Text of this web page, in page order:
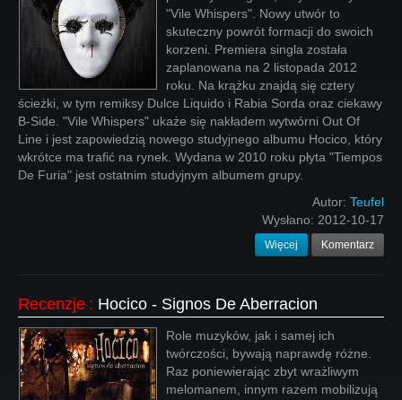
"Vile Whispers". Nowy utwór to
skuteczny powrót formacji do swoich
korzeni. Premiera singla została
zaplanowana na 2 listopada 2012
roku. Na krążku znajdą się cztery
ścieżki, w tym remiksy Dulce Liquido i Rabia Sorda oraz ciekawy
B-Side. "Vile Whispers" ukaże się nakładem wytwórni Out Of
Line i jest zapowiedzią nowego studyjnego albumu Hocico, który
wkrótce ma trafić na rynek. Wydana w 2010 roku płyta "Tiempos
De Furia" jest ostatnim studyjnym albumem grupy.
Autor: Teufel
Wysłano: 2012-10-17
Więcej Komentarz
Recenzje : Hocico - Signos De Aberracion
Role muzyków, jak i samej ich
twórczości, bywają naprawdę różne.
Raz poniewierając zbyt wrażliwym
melomanem, innym razem mobilizują